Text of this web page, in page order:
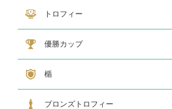
アマビエ木札
アマビエボールチェーンキーホルダー
アマビエトロフィー
トロフィー
大型トロフィー
中型トロフィー１
中型トロフィー２
小型トロフィー
メダル交換式トロフィー
ペナント優勝カップ
大型・高級カップ
レリーフ交換式カップ
スタンダードカップ
デザインカップ
ゴルフ専用カップ
オニックスカップ
ガラスカップ
カラーカップ
ゴールドカップ
プラスチックカップ
ペナント
楯
スタンダード楯１
スタンダード楯２
スタンダード楯３
ゴルフ・野球・サッカー
その他スポーツ、文化系専用楯
メダル・レリーフ交換式楯
ハローキティ楯
ブロンズトロフィー